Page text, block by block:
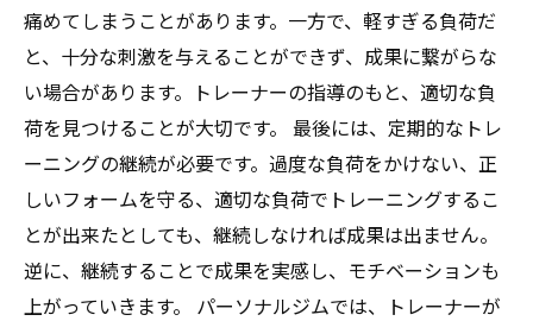
痛めてしまうことがあります。一方で、軽すぎる負荷だ
と、十分な刺激を与えることができず、成果に繋がらな
い場合があります。トレーナーの指導のもと、適切な負
荷を見つけることが大切です。 最後には、定期的なトレ
ーニングの継続が必要です。過度な負荷をかけない、正
しいフォームを守る、適切な負荷でトレーニングするこ
とが出来たとしても、継続しなければ成果は出ません。
逆に、継続することで成果を実感し、モチベーションも
上がっていきます。 パーソナルジムでは、トレーナーが